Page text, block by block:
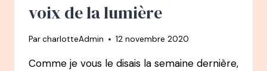
voix de la lumière
ParcharlotteAdmin 12 novembre 2020
Comme je vous le disais la semaine dernière,